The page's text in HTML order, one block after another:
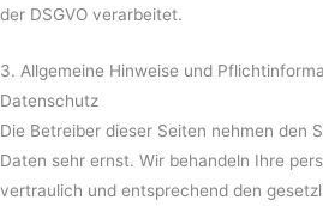
der DSGVO verarbeitet.
3. Allgemeine Hinweise und
Datenschutz
Die Betreiber dieser Seiten nehmen den
Daten sehr ernst. Wir behandeln Ihre
vertraulich und entsprechend den